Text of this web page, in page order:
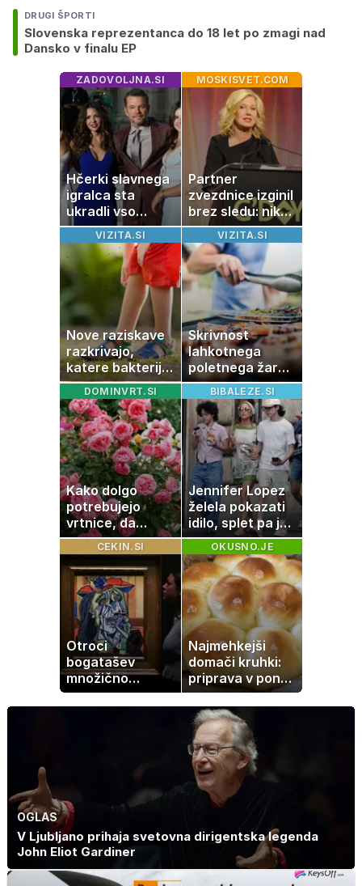
DRUGI ŠPORTI
Slovenska reprezentanca do 18 let po zmagi nad
Dansko v finalu EP
ZADOVOLJNA.SI
Hčerki slavnega
igralca sta
ukradli vso
pozornost
MOSKISVET.COM
Partner
zvezdnice izginil
brez sledu: nikoli
ga niso našli,
nato je prišla še
ena tragedija
VIZITA.SI
Nove raziskave
razkrivajo,
katere bakterije
na koži privlačijo
komarje
VIZITA.SI
Skrivnost
lahkotnega
poletnega žara,
po katerem ne
boste
potrebovali
popoldanskega
spanca
DOMINVRT.SI
Kako dolgo
potrebujejo
vrtnice, da
zrastejo? Vse o
rasti, cvetenju in
negi vrtnic
BIBALEZE.SI
Jennifer Lopez
želela pokazati
idilo, splet pa je
razburila ena
stvar
CEKIN.SI
Otroci
bogatašev
množično
prodajajo
družinske
OKUSNO.JE
Najmehkejši
domači kruhki:
priprava v ponvi
je trik za popoln
rezultat
OGLAS
V Ljubljano prihaja svetovna dirigentska legenda
John Eliot Gardiner